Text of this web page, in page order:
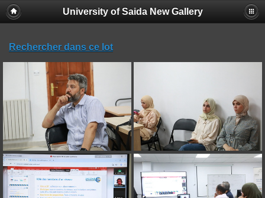
University of Saida New Gallery
Rechercher dans ce lot